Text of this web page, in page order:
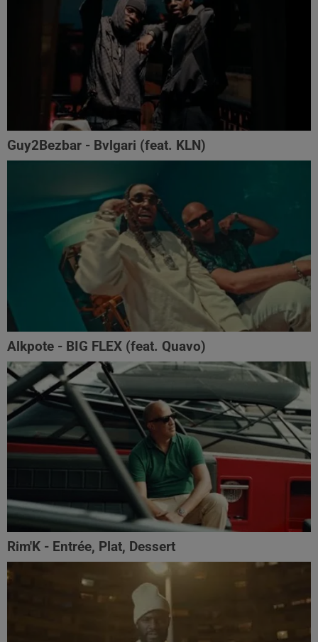
Guy2Bezbar - Bvlgari (feat. KLN)
Alkpote - BIG FLEX (feat. Quavo)
Rim'K - Entrée, Plat, Dessert